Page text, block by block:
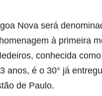
Nova será
à primeira
conhecida
anos, é o 30° já
de Paulo.